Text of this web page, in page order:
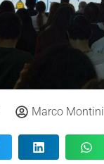
Marco Montini